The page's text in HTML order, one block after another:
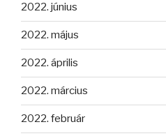
2022. június
2022. május
2022. április
2022. március
2022. február